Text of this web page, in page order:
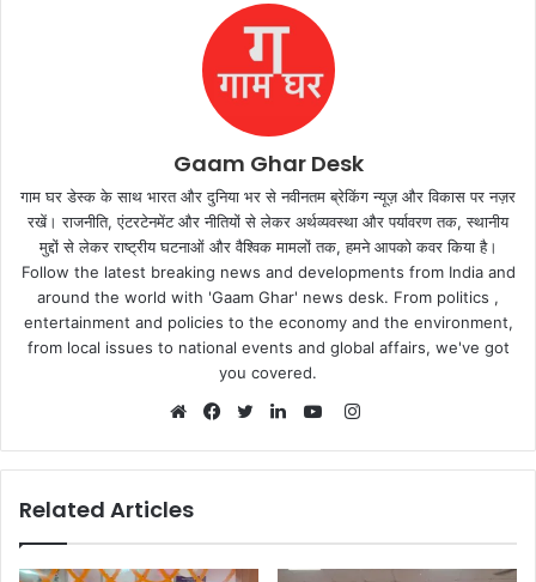
Gaam Ghar Desk
गाम घर डेस्क के साथ भारत और दुनिया भर से नवीनतम ब्रेकिंग न्यूज़ और विकास पर नज़र
रखें। राजनीति, एंटरटेनमेंट और नीतियों से लेकर अर्थव्यवस्था और पर्यावरण तक, स्थानीय
मुद्दों से लेकर राष्ट्रीय घटनाओं और वैश्विक मामलों तक, हमने आपको कवर किया है।
Follow the latest breaking news and developments from India and
around the world with 'Gaam Ghar' news desk. From politics ,
entertainment and policies to the economy and the environment,
from local issues to national events and global affairs, we've got
you covered.
Instagram
Related Articles